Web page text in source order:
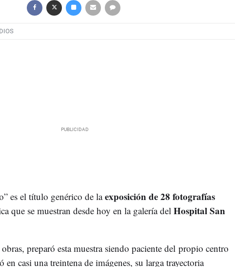
es el título genérico de laexposición de 28 fotografías
que se muestran desde hoy en la galería del Hospital San
preparó esta muestra siendo paciente del propio centro
casi una treintena de imágenes, su larga trayectoria